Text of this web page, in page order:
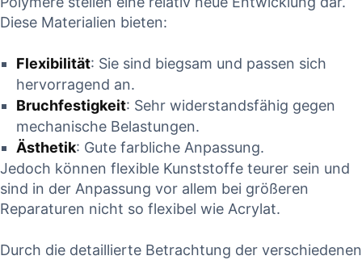
Diese Materialien‍ bieten:
Flexibilität: Sie sind biegsam und ⁤passen sich
hervorragend an.
Bruchfestigkeit: Sehr​ widerstandsfähig gegen
mechanische⁢ Belastungen.
Ästhetik:​ Gute farbliche Anpassung.
Jedoch ​können flexible⁢ Kunststoffe teurer sein‍ und
sind in‌ der Anpassung ⁢vor allem bei‌ größeren
Reparaturen nicht so flexibel⁤ wie⁢ Acrylat.
Durch die detaillierte Betrachtung‌ der verschiedenen